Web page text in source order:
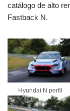
catálogo de alto
Fastback N.
Hyundai N perfil